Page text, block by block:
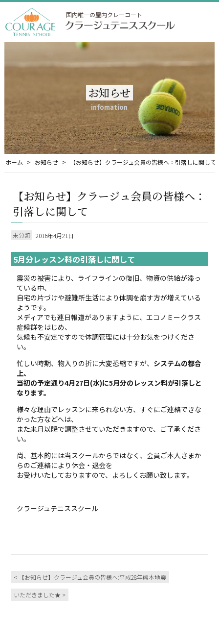
国内唯一の屋内クレーコート
お知らせ
infomation
ホーム お知らせ 【お知らせ】クラージュ会員の皆様へ：引落しに関して
【お知らせ】クラージュ会員の皆様へ：
引落しに関して
未分類 2016年4月21日
5月分レッスン料の引落しに関して
震災の被害により、ライフラインの復旧、物資の供給が滞っ
ている中、
自宅の片づけや避難所生活により体調を崩す方が増えている
ようです。
メディアでも連日報道がありますように、エコノミークラス
症候群をはじめ、
気候も不安定ですので体調管理には十分お気をつけくださ
い。
忙しい時期、物入りの折に大変恐縮ですが、 システムの都合
上、
当初の予定通り4月27日(水)に5月分のレッスン料が引落しと
なります。
様々な理由でレッスンに来られない方、すぐにご連絡できな
かった方などへは、
また来月以降で調整させていただきますので、ご了承くださ
い。
尚、基本的には当スクールからではなく、会員ご本人さまか
らのご連絡により休会・退会を
お受けいたしておりますので、よろしくお願い致します。
クラージュテニススクール
< 【お知らせ】クラージュ会員の皆様へ:平成28年熊本地震
いただきました★ >